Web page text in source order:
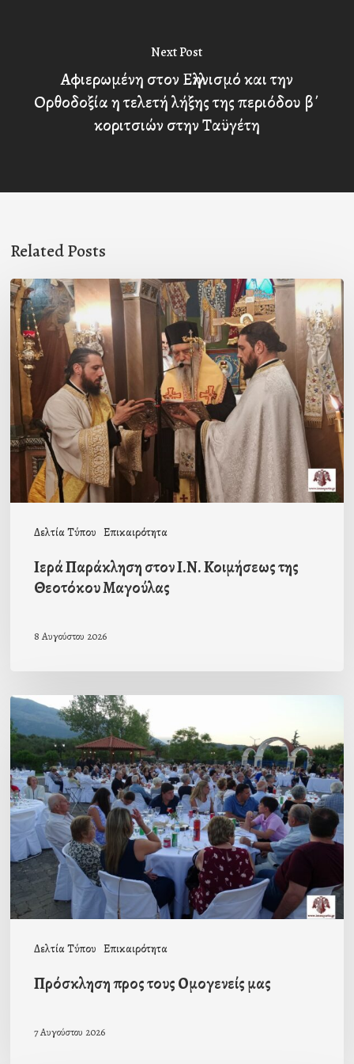
Next Post
Αφιερωμένη στον Ελληνισμό και την
Ορθοδοξία η τελετή λήξης της περιόδου β΄
κοριτσιών στην Ταϋγέτη
Related Posts
Δελτία Τύπου Επικαιρότητα
Ιερά
Παράκληση
στον
Ι.Ν.
Κοιμήσεως
της
Θεοτόκου
Μαγούλας
Ιερά Παράκληση στον Ι.Ν. Κοιμήσεως της
Θεοτόκου Μαγούλας
8 Αυγούστου 2026
Δελτία Τύπου Επικαιρότητα
Πρόσκληση
προς
τους
Ομογενείς
μας
Πρόσκληση προς τους Ομογενείς μας
7 Αυγούστου 2026